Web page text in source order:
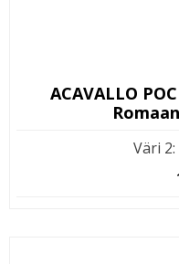
ACAVALLO
Väri 2: